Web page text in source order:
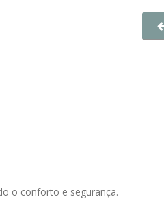
o conforto e segurança.